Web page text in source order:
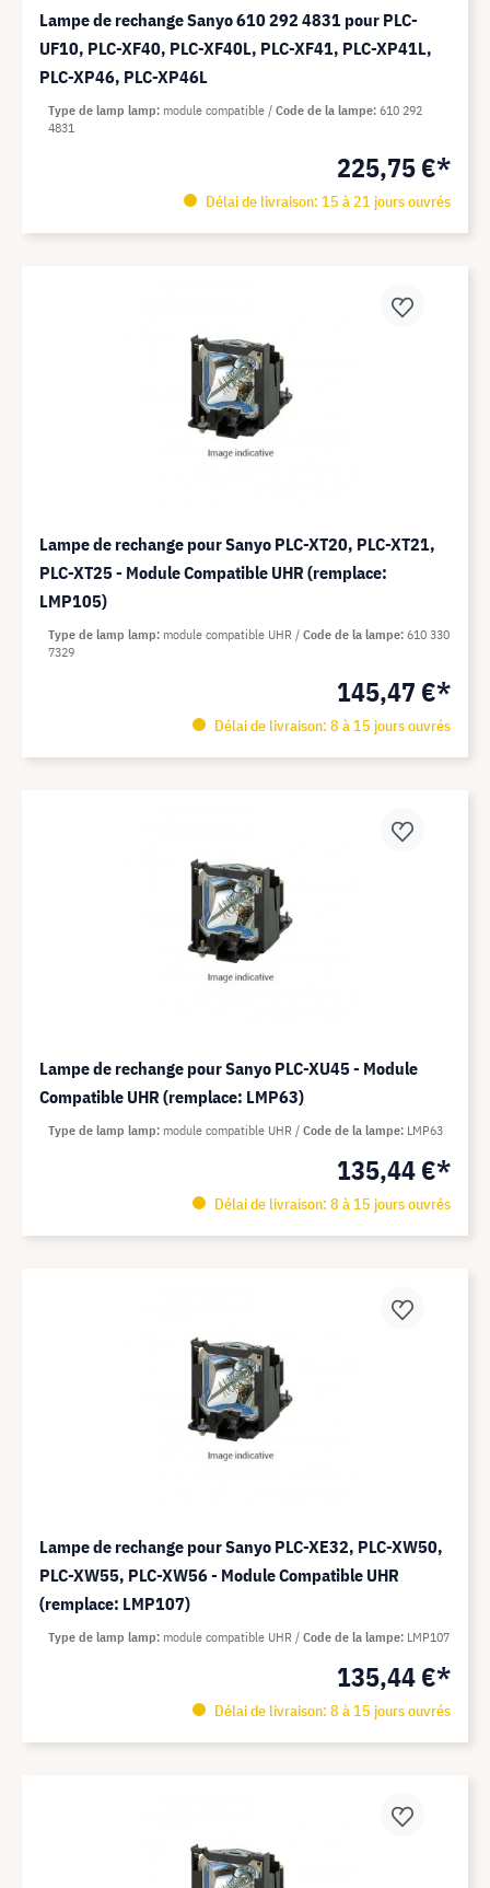
Lampe de rechange Sanyo 610 292 4831 pour PLC-
UF10, PLC-XF40, PLC-XF40L, PLC-XF41, PLC-XP41L,
PLC-XP46, PLC-XP46L
225,75 €*
Délai de livraison: 15 à 21 jours ouvrés
Type de lamp lamp module compatible Code de la lampe 610 292
4831
Lampe de rechange pour Sanyo PLC-XT20, PLC-XT21,
PLC-XT25 - Module Compatible UHR (remplace:
LMP105)
145,47 €*
Délai de livraison: 8 à 15 jours ouvrés
Type de lamp lamp module compatible UHR Code de la lampe 610 330
7329
Lampe de rechange pour Sanyo PLC-XU45 - Module
Compatible UHR (remplace: LMP63)
135,44 €*
Délai de livraison: 8 à 15 jours ouvrés
Type de lamp lamp module compatible UHR Code de la lampe LMP63
Lampe de rechange pour Sanyo PLC-XE32, PLC-XW50,
PLC-XW55, PLC-XW56 - Module Compatible UHR
(remplace: LMP107)
135,44 €*
Délai de livraison: 8 à 15 jours ouvrés
Type de lamp lamp module compatible UHR Code de la lampe LMP107